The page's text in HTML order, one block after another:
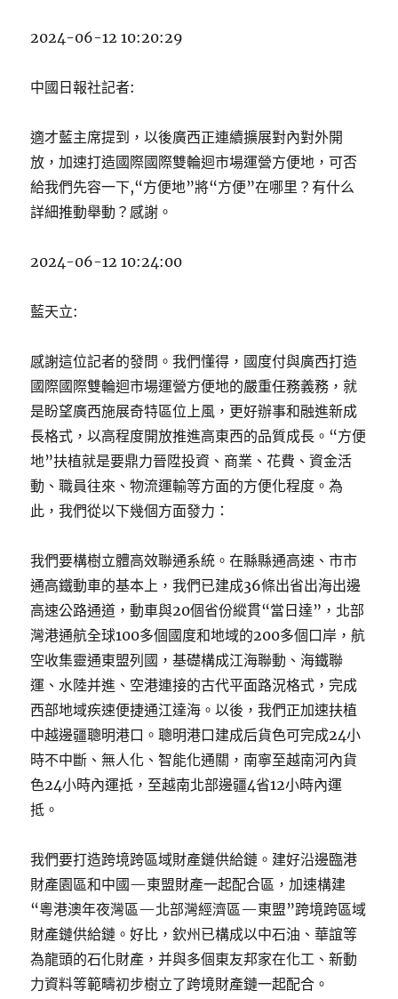
2024-06-12 10:20:29
中國日報社記者:
適才藍主席提到，以後廣西正連續擴展對內對外開
放，加速打造國際國際雙輪迴市場運營方便地，可否
給我們先容一下,“方便地”將“方便”在哪里？有什么
詳細推動舉動？感謝。
2024-06-12 10:24:00
藍天立:
感謝這位記者的發問。我們懂得，國度付與廣西打造
國際國際雙輪迴市場運營方便地的嚴重任務義務，就
是盼望廣西施展奇特區位上風，更好辦事和融進新成
長格式，以高程度開放推進高東西的品質成長。“方便
地”扶植就是要鼎力晉陞投資、商業、花費、資金活
動、職員往來、物流運輸等方面的方便化程度。為
此，我們從以下幾個方面發力：
我們要構樹立體高效聯通系統。在縣縣通高速、市市
通高鐵動車的基本上，我們已建成36條出省出海出邊
高速公路通道，動車與20個省份縱貫“當日達”，北部
灣港通航全球100多個國度和地域的200多個口岸，航
空收集靈通東盟列國，基礎構成江海聯動、海鐵聯
運、水陸并進、空港連接的古代平面路況格式，完成
西部地域疾速便捷通江達海。以後，我們正加速扶植
中越邊疆聰明港口。聰明港口建成后貨色可完成24小
時不中斷、無人化、智能化通關，南寧至越南河內貨
色24小時內運抵，至越南北部邊疆4省12小時內運
抵。
我們要打造跨境跨區域財產鏈供給鏈。建好沿邊臨港
財產園區和中國—東盟財產一起配合區，加速構建
“粵港澳年夜灣區—北部灣經濟區—東盟”跨境跨區域
財產鏈供給鏈。好比，欽州已構成以中石油、華誼等
為龍頭的石化財產，并與多個東友邦家在化工、新動
力資料等範疇初步樹立了跨境財產鏈一起配合。